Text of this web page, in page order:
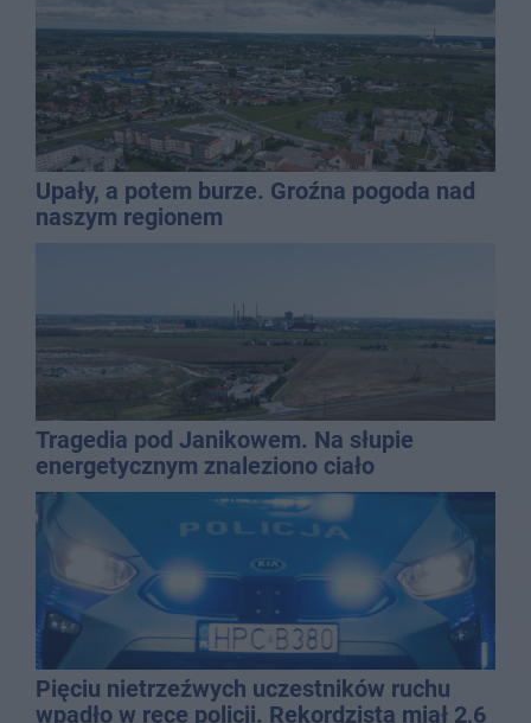
Upały, a potem burze. Groźna pogoda nad
naszym regionem
Tragedia pod Janikowem. Na słupie
energetycznym znaleziono ciało
mężczyzny
Pięciu nietrzeźwych uczestników ruchu
wpadło w ręce policji. Rekordzista miał 2,6